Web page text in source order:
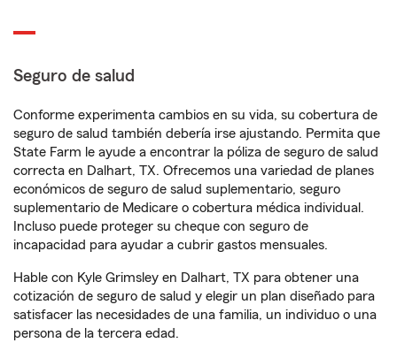
Seguro de salud
Conforme experimenta cambios en su vida, su cobertura de
seguro de salud también debería irse ajustando. Permita que
State Farm le ayude a encontrar la póliza de seguro de salud
correcta en Dalhart, TX. Ofrecemos una variedad de planes
económicos de seguro de salud suplementario, seguro
suplementario de Medicare o cobertura médica individual.
Incluso puede proteger su cheque con seguro de
incapacidad para ayudar a cubrir gastos mensuales.
Hable con Kyle Grimsley en Dalhart, TX para obtener una
cotización de seguro de salud y elegir un plan diseñado para
satisfacer las necesidades de una familia, un individuo o una
persona de la tercera edad.